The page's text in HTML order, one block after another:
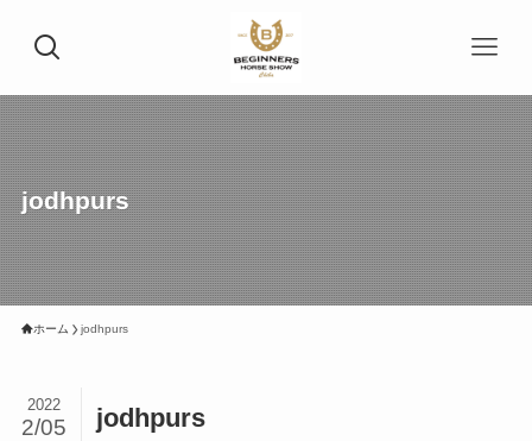
jodhpurs
ホーム jodhpurs
jodhpurs
2022
2/05